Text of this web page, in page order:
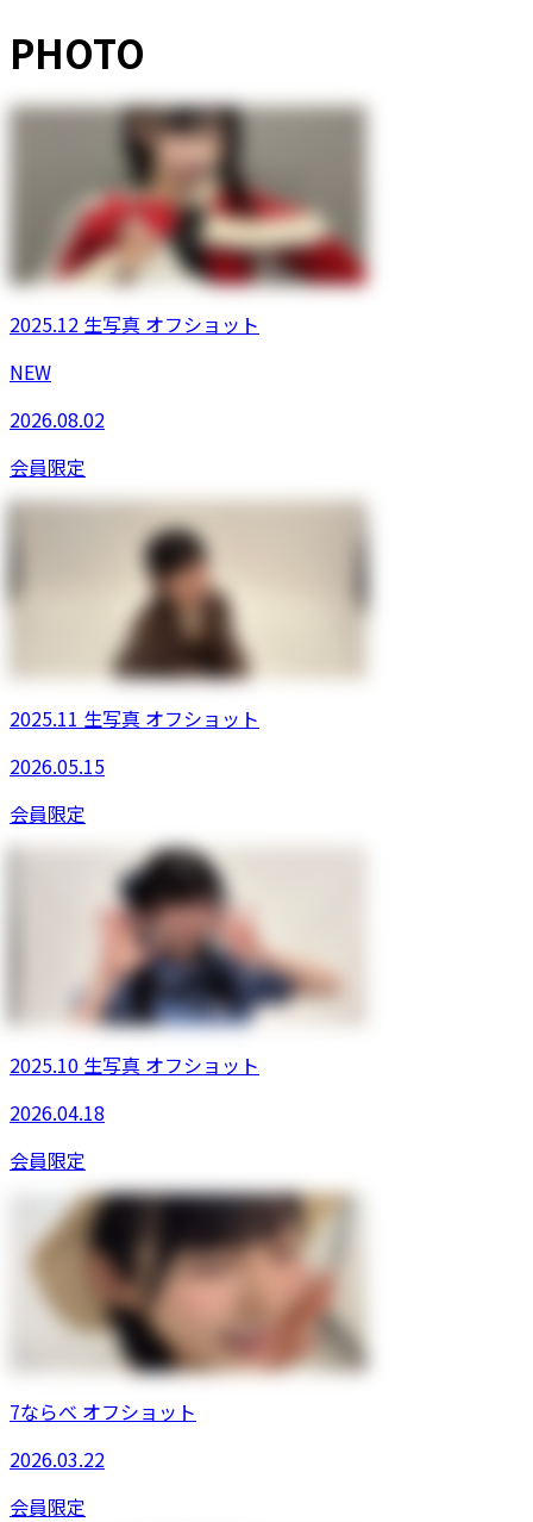
PHOTO
2025.12 生写真 オフショット
NEW
2026.08.02
会員限定
2025.11 生写真 オフショット
2026.05.15
会員限定
2025.10 生写真 オフショット
2026.04.18
会員限定
7ならべ オフショット
2026.03.22
会員限定